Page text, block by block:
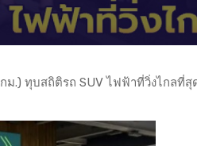
ม.) ทุบสถิติรถ SUV ไฟฟ้าที่วิ่งไกลที่สุ